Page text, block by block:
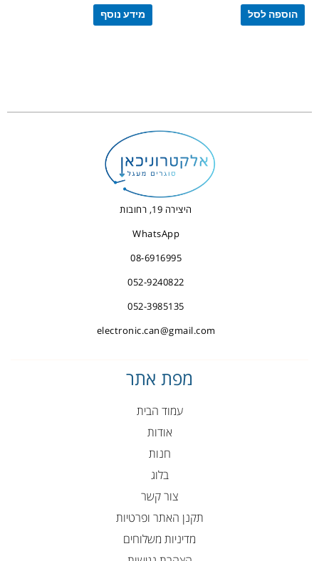
הוספה לסל מידע נוסף
היצירה 19, רחובות
WhatsApp
08-6916995
052-9240822
052-3985135
electronic.can@gmail.com
מפת אתר
עמוד הבית
אודות
חנות
בלוג
צור קשר
תקנן האתר ופרטיות
מדיניות משלוחים